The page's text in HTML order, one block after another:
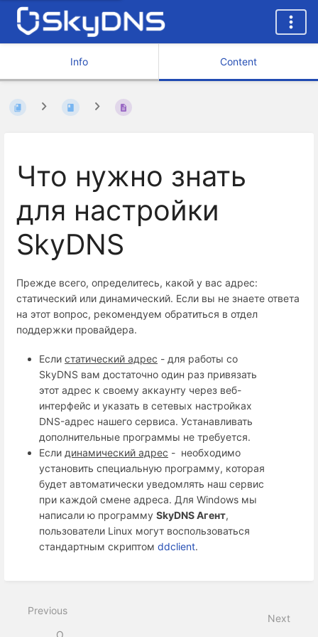
Info Content
Что нужно знать
для настройки
SkyDNS
Прежде всего, определитесь, какой у вас адрес:
статический или динамический. Если вы не знаете ответа
на этот вопрос, рекомендуем обратиться в отдел
поддержки провайдера.
Если статический адрес - для работы со
SkyDNS вам достаточно один раз привязать
этот адрес к своему аккаунту через веб-
интерфейс и указать в сетевых настройках
DNS-адрес нашего сервиса. Устанавливать
дополнительные программы не требуется.
Если динамический адрес - необходимо
установить специальную программу, которая
будет автоматически уведомлять наш сервис
при каждой смене адреса. Для Windows мы
написали ю программу SkyDNS Агент,
пользователи Linux могут воспользоваться
стандартным скриптом ddclient.
Previous
О
Next